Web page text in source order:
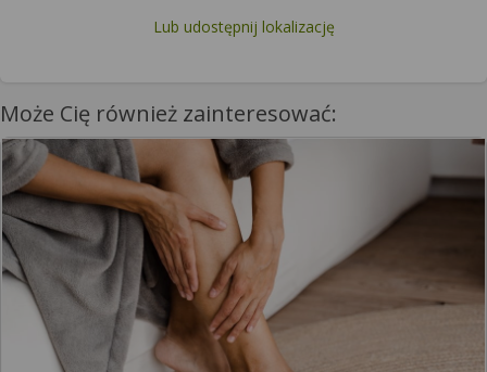
Lub udostępnij lokalizację
Może Cię również zainteresować: